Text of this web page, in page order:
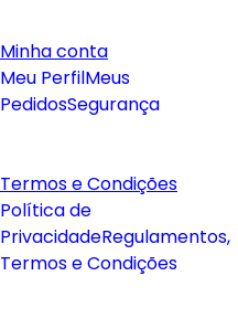
Minha conta
Meu PerfilMeus
PedidosSegurança
Termos e Condições
Política de
PrivacidadeRegulamentos,
Termos e Condições